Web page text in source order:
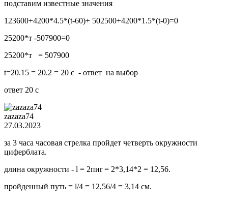
подставим известные значения
123600+4200*4.5*(t-60)+ 502500+4200*1.5*(t-0)=0
25200*т -507900=0
25200*т = 507900
t=20.15 = 20.2 = 20 c - ответ на выбор
ответ 20 с
zazaza74
27.03.2023
за 3 часа часовая стрелка пройдет четверть окружности
циферблата.
длина окружности - l = 2пиr = 2*3,14*2 = 12,56.
пройденный путь = l/4 = 12,56/4 = 3,14 cм.